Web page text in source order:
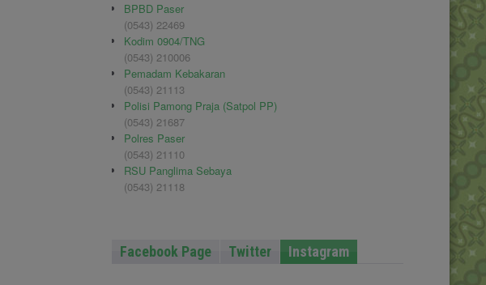
BPBD Paser
(0543) 22469
Kodim 0904/TNG
(0543) 210006
Pemadam Kebakaran
(0543) 21113
Polisi Pamong Praja (Satpol PP)
(0543) 21687
Polres Paser
(0543) 21110
RSU Panglima Sebaya
(0543) 21118
Facebook Page Twitter Instagram